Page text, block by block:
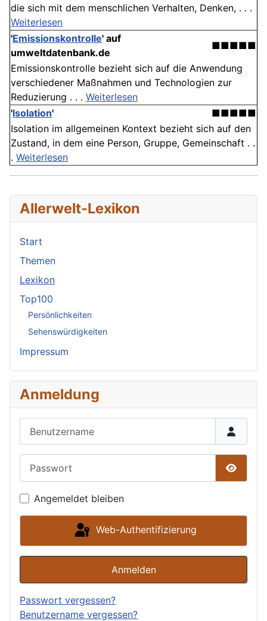
die sich mit dem menschlichen Verhalten, Denken, . . .
Weiterlesen
'Emissionskontrolle' auf
umweltdatenbank.de
■■■■■
Emissionskontrolle bezieht sich auf die Anwendung
verschiedener Maßnahmen und Technologien zur
Reduzierung . . . Weiterlesen
'Isolation'
■■■■■
Isolation im allgemeinen Kontext bezieht sich auf den
Zustand, in dem eine Person, Gruppe, Gemeinschaft . .
. Weiterlesen
Allerwelt-Lexikon
Start
Themen
Lexikon
Top100
Persönlichkeiten
Sehenswürdigkeiten
Impressum
Anmeldung
Angemeldet bleiben
Web-Authentifizierung
Anmelden
Passwort vergessen?
Benutzername vergessen?